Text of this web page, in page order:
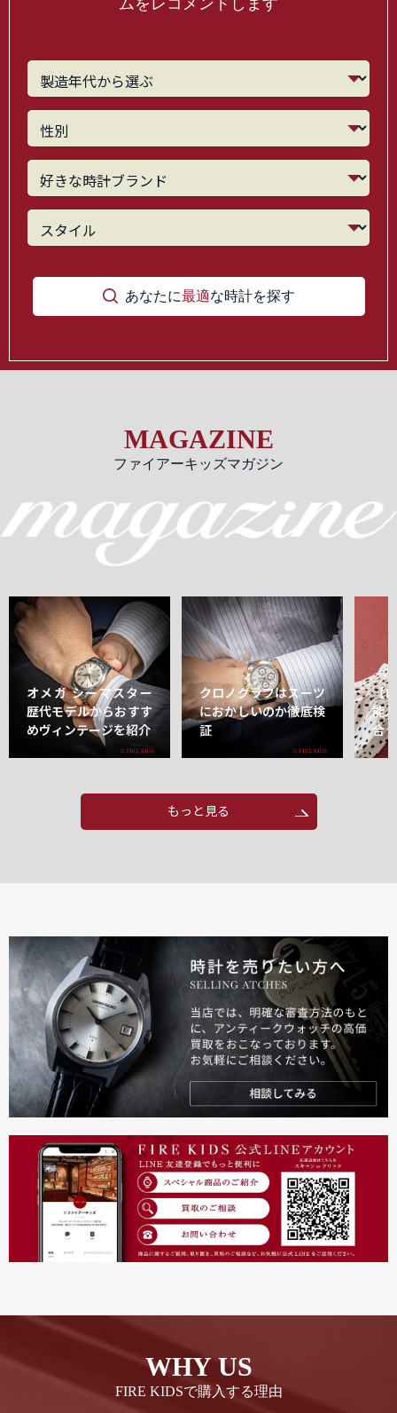
ムをレコメンドします
あなたに最適な時計を探す
MAGAZINE
ファイアーキッズマガジン
オメガ シーマスター
歴代モデルからおすす
めヴィンテージを紹介
クロノグラフはスーツ
におかしいのか徹底検
証
【
能
合
もっと見る
WHY US
FIRE KIDSで購入する理由